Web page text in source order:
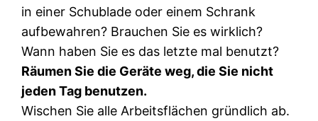
in einer Schublade oder einem Schrank
aufbewahren? Brauchen Sie es wirklich?
Wann haben Sie es das letzte mal benutzt?
Räumen Sie die Geräte weg, die Sie nicht
jeden Tag benutzen.
Wischen Sie alle Arbeitsflächen gründlich ab.